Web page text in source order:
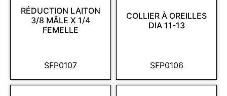
SFP0107
RÉDUCTION LAITON
3/8 MÂLE X 1/4
FEMELLE
SFP0106
COLLIER À OREILLES
DIA 11-13